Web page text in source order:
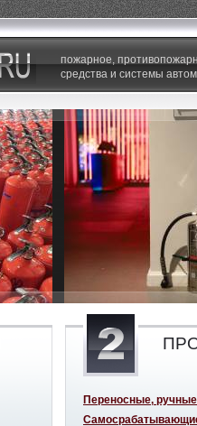
пожарное,
средства и системы
Переносные,